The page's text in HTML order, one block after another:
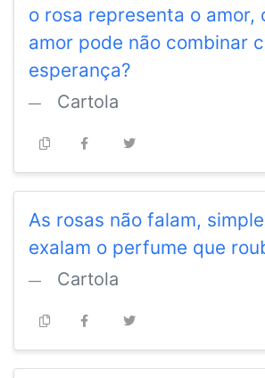
o rosa representa o amor,
amor pode não combinar
esperança?
Cartola
As rosas não falam,
exalam o perfume que
Cartola